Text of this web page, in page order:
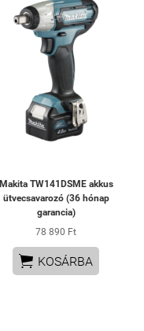
Makita TW141DSME akkus
ütvecsavarozó (36 hónap
garancia)
78 890 Ft
 KOSÁRBA